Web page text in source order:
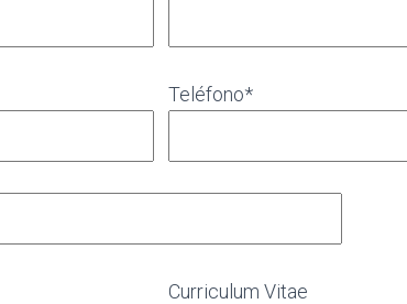
Teléfono*
Curriculum Vitae